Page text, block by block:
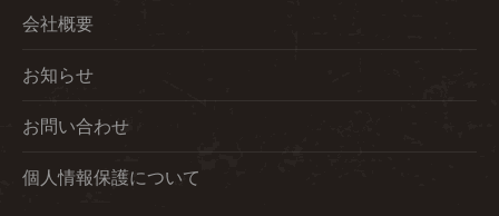
会社概要
お知らせ
お問い合わせ
個人情報保護について